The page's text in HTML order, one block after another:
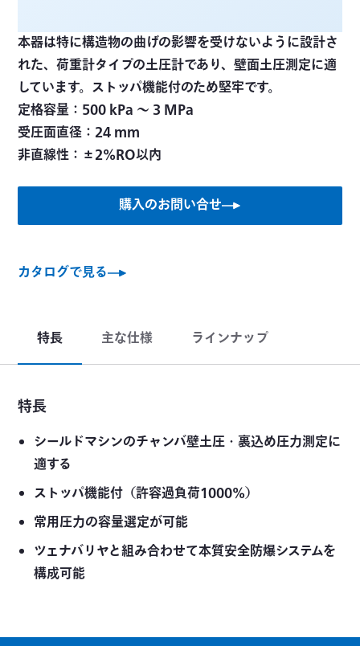
本器は特に構造物の曲げの影響を受けないように設計さ
れた、荷重計タイプの土圧計であり、壁面土圧測定に適
しています。ストッパ機能付のため堅牢です。
定格容量：500 kPa ～ 3 MPa
受圧面直径：24 mm
非直線性：±2%RO以内
購入のお問い合せ
カタログで見る
特長 主な仕様 ラインナップ
特長
シールドマシンのチャンバ壁土圧・裏込め圧力測定に
適する
ストッパ機能付（許容過負荷1000%）
常用圧力の容量選定が可能
ツェナバリヤと組み合わせて本質安全防爆システムを
構成可能